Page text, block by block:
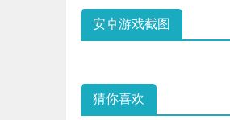
安卓游戏截图
猜你喜欢